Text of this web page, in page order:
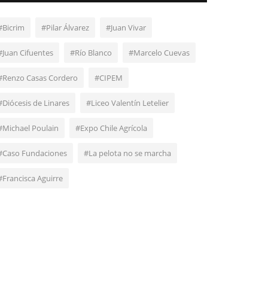
#Pilar Álvarez #Juan Vivar
Cifuentes #Río Blanco #Marcelo Cuevas
Casas Cordero #CIPEM
de Linares #Liceo Valentín Letelier
Poulain #Expo Chile Agrícola
Fundaciones #La pelota no se marcha
Aguirre